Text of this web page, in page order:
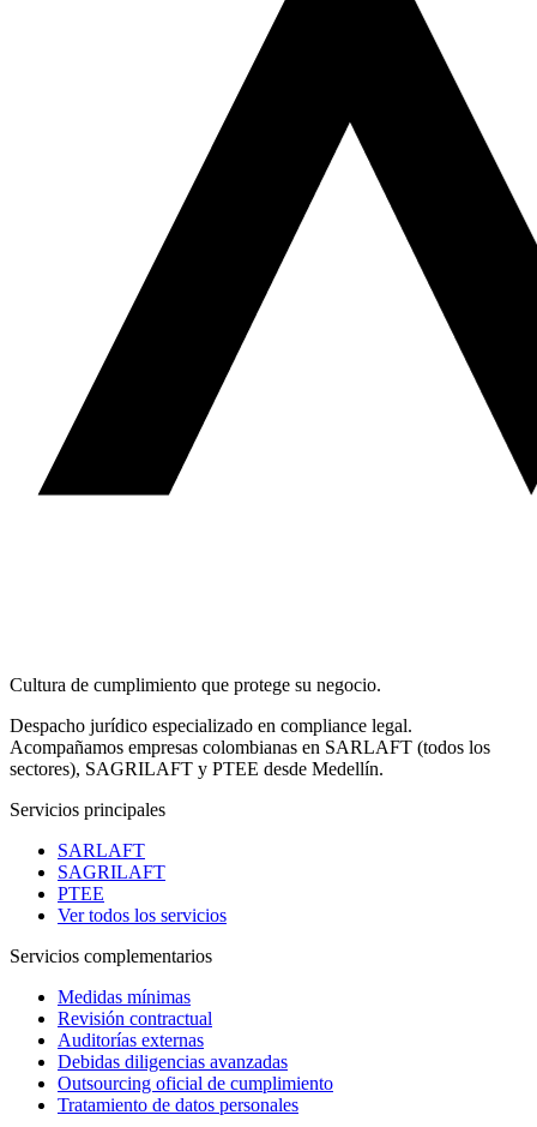
Cultura de cumplimiento que protege su negocio.
Despacho jurídico especializado en compliance legal.
Acompañamos empresas colombianas en SARLAFT (todos los
sectores), SAGRILAFT y PTEE desde Medellín.
Servicios principales
SARLAFT
SAGRILAFT
PTEE
Ver todos los servicios
Servicios complementarios
Medidas mínimas
Revisión contractual
Auditorías externas
Debidas diligencias avanzadas
Outsourcing oficial de cumplimiento
Tratamiento de datos personales